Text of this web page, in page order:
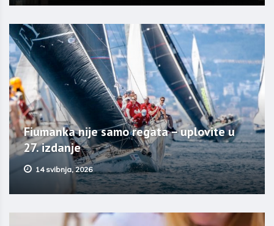
Fiumanka nije samo regata – uplovite u
27. izdanje
14 svibnja, 2026